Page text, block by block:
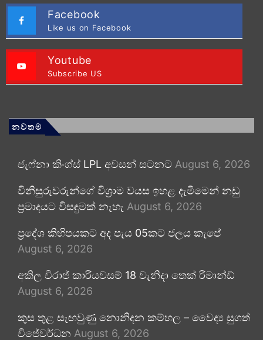
Facebook
Like us on Facebook
Youtube
Subscribe US
නවතම
ජැෆ්නා කිංග්ස් LPL අවසන් සටනට August 6, 2026
විනිසුරුවරුන්ගේ විශ්‍රාම වයස ඉහළ දැමීමෙන් නඩු
ප්‍රමාදයට විසඳුමක් නැහැ August 6, 2026
ප්‍රදේශ කිහිපයකට අද පැය 05කට ජලය කැපේ
August 6, 2026
අකිල විරාජ් කාරියවසම් 18 වැනිදා තෙක් රිමාන්ඩ්
August 6, 2026
කුස තුළ සැඟවුණු නොනිදන කම්හල – වෛද්‍ය සුගත්
විජේවර්ධන August 6, 2026